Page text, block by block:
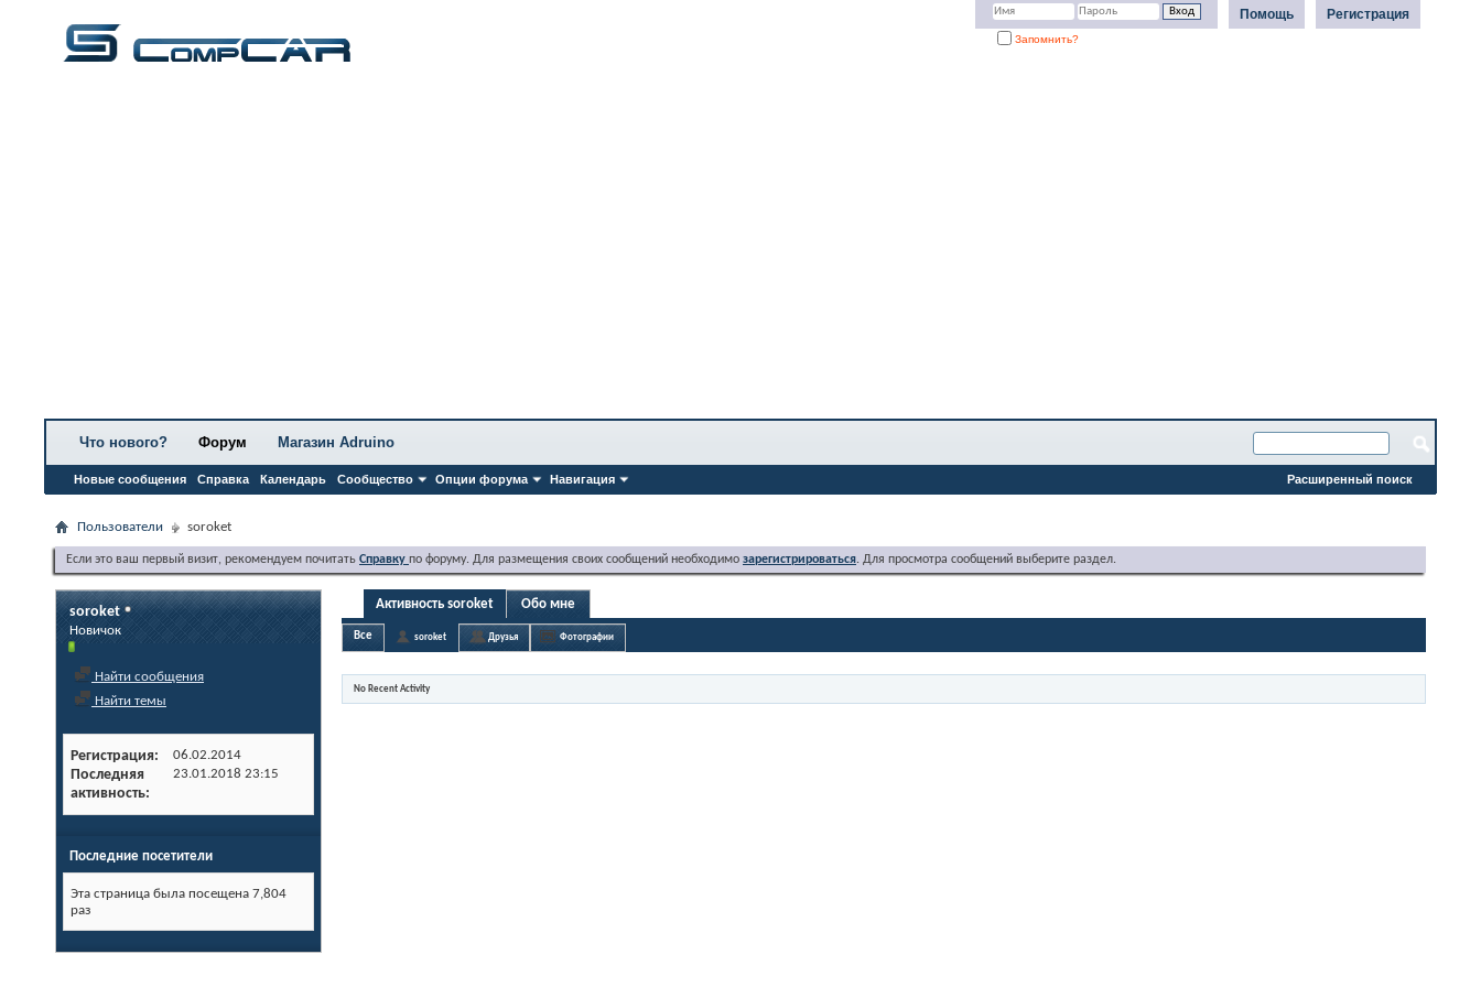
Регистрация
Помощь
Запомнить?
Что нового? Форум
Новые сообщения Справка Календарь Сообщество Опции форума Навигация
Магазин Adruino
Расширенный поиск
Пользователи soroket
Если это ваш первый визит, рекомендуем почитать Справку по форуму. Для размещения своих сообщений необходимо зарегистрироваться. Для просмотра сообщений выберите раздел.
soroket
Новичок
Найти сообщения
Найти темы
Регистрация 06.02.2014
Последняя
активность
23.01.2018 23:15
Последние посетители
Эта страница была посещена 7,804
раз
Активность soroket Обо мне
Все soroket Друзья Фотографии
No Recent Activity